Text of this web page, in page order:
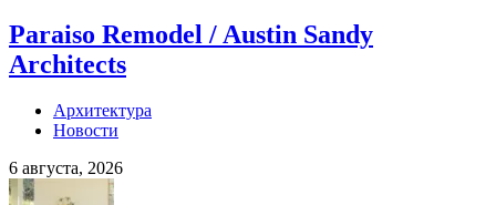
Paraiso Remodel / Austin Sandy
Architects
Архитектура
Новости
6 августа, 2026